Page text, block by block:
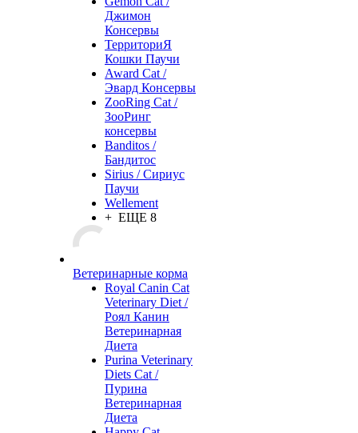
Джимон
Консервы
ТерриториЯ
Кошки Паучи
Award Cat /
Эвард Консервы
ZooRing Cat /
ЗооРинг
консервы
Banditos /
Бандитос
Sirius / Сириус
Паучи
Wellement
+ ЕЩЕ 8
Ветеринарные корма
Royal Canin Cat
Veterinary Diet /
Роял Канин
Ветеринарная
Диета
Purina Veterinary
Diets Cat /
Пурина
Ветеринарная
Диета